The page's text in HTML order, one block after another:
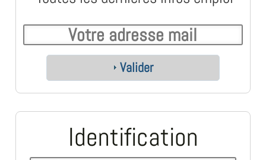
Valider
Identification